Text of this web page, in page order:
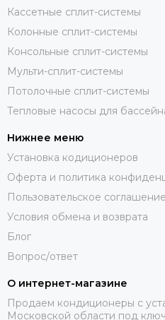
Кассетные сплит-системы
Колонные сплит-системы
Консольные сплит-системы
Мульти-сплит-системы
Потолочные сплит-системы
Тепловые насосы для
Нижнее меню
Установка кодиционеров
Оферта и политика
Пользовательское соглашение
Условия обмена и возврата
Блог
Вопрос/ответ
О интернет-магазине
Продаем кондиционеры с
Московской области под